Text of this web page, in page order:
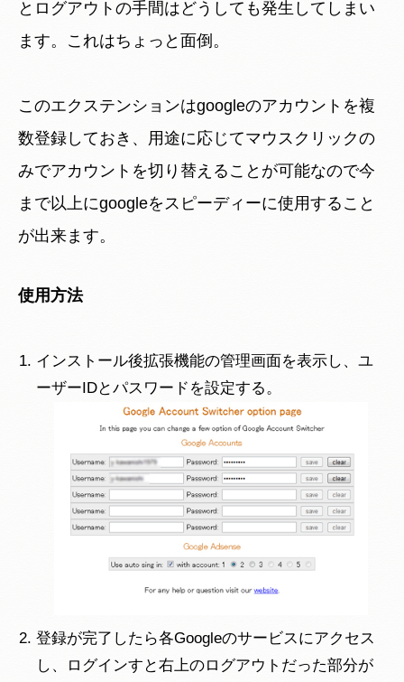
とログアウトの手間はどうしても発生してしまい
ます。これはちょっと面倒。
このエクステンションはgoogleのアカウントを複
数登録しておき、用途に応じてマウスクリックの
みでアカウントを切り替えることが可能なので今
まで以上にgoogleをスピーディーに使用すること
が出来ます。
使用方法
インストール後拡張機能の管理画面を表示し、ユ
ーザーIDとパスワードを設定する。
登録が完了したら各Googleのサービスにアクセス
し、ログインすと右上のログアウトだった部分が